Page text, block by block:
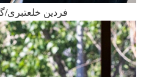
فردین